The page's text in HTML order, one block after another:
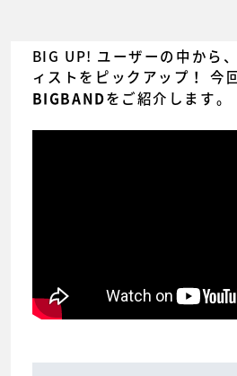
BIG UP! ユーザーの中から
ィストをピックアップ！ 今
BIGBANDをご紹介します。